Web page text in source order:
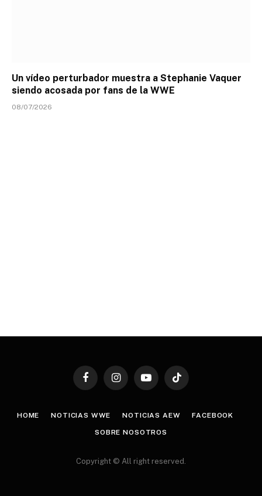
Un vídeo perturbador muestra a Stephanie Vaquer
siendo acosada por fans de la WWE
08/07/2026
FacebookInstagramYouTubeTikTok
HOME NOTICIAS WWE NOTICIAS AEW FACEBOOK
SOBRE NOSOTROS
Copyright © All right reserved.